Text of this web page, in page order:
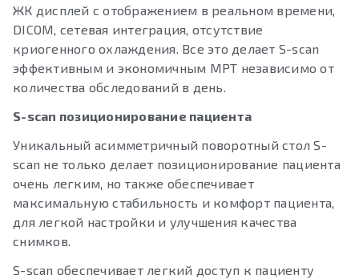
ЖК дисплей с отображением в реальном времени,
DICOM, сетевая интеграция, отсутствие
криогенного охлаждения. Все это делает S-scan
эффективным и экономичным МРТ независимо от
количества обследований в день.
S-scan позиционирование пациента
Уникальный асимметричный поворотный стол S-
scan не только делает позиционирование пациента
очень легким, но также обеспечивает
максимальную стабильность и комфорт пациента,
для легкой настройки и улучшения качества
снимков.
S-scan обеспечивает легкий доступ к пациенту